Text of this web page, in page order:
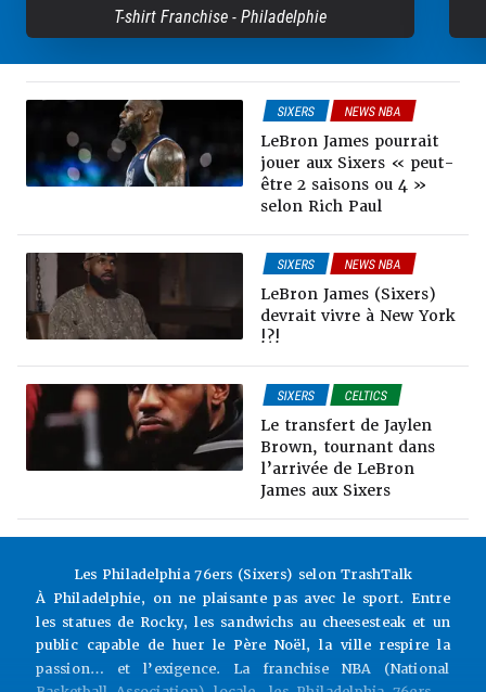
T-shirt Franchise - Philadelphie
SIXERS NEWS NBA
LeBron James pourrait
jouer aux Sixers « peut-
être 2 saisons ou 4 »
selon Rich Paul
SIXERS NEWS NBA
LeBron James (Sixers)
devrait vivre à New York
!?!
SIXERS
CELTICS
NEWS NBA
RUMEURS & TRADES
Le transfert de Jaylen
Brown, tournant dans
l’arrivée de LeBron
James aux Sixers
Les Philadelphia 76ers (Sixers) selon TrashTalk
À Philadelphie, on ne plaisante pas avec le sport. Entre
les statues de Rocky, les sandwichs au cheesesteak et un
public capable de huer le Père Noël, la ville respire la
passion… et l’exigence. La franchise NBA (National